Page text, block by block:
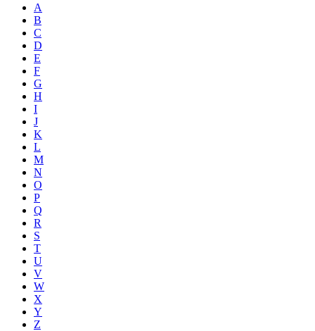
A
B
C
D
E
F
G
H
I
J
K
L
M
N
O
P
Q
R
S
T
U
V
W
X
Y
Z